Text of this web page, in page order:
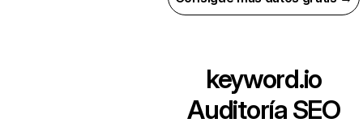
keyword.io
Auditoría SEO